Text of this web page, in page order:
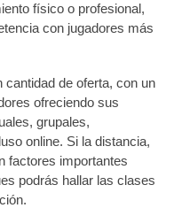
físico o profesional,
con jugadores más
de oferta, con un
ofreciendo sus
grupales,
online. Si la distancia,
factores importantes
podrás hallar las clases